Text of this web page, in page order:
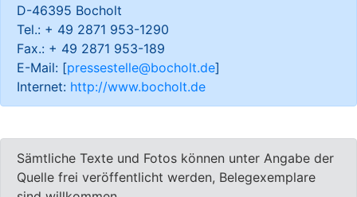
D-46395 Bocholt
Tel.: + 49 2871 953-1290
Fax.: + 49 2871 953-189
E-Mail: [pressestelle@bocholt.de]
Internet: http://www.bocholt.de
Sämtliche Texte und Fotos können unter Angabe der
Quelle frei veröffentlicht werden, Belegexemplare